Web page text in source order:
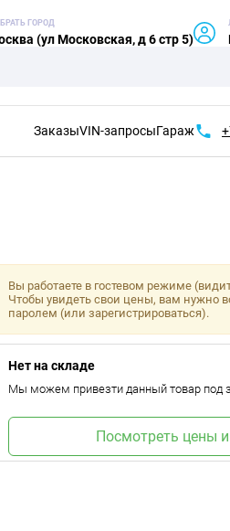
ГОРОД
(ул Московская, д 6 стр 5)
ЗаказыVIN-запросыГараж
Вы работаете в гостевом режиме
Чтобы увидеть свои цены, вам нужно
паролем (или зарегистрироваться).
Нет на складе
Мы можем привезти данный товар под
Посмотреть цены